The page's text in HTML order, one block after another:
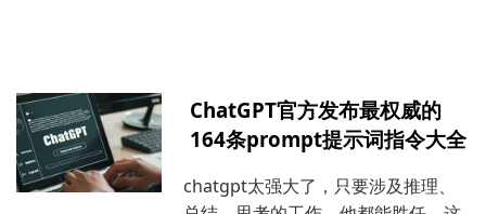
ChatGPT官方发布最权威的
164条prompt提示词指令大全
chatgpt太强大了，只要涉及推理、